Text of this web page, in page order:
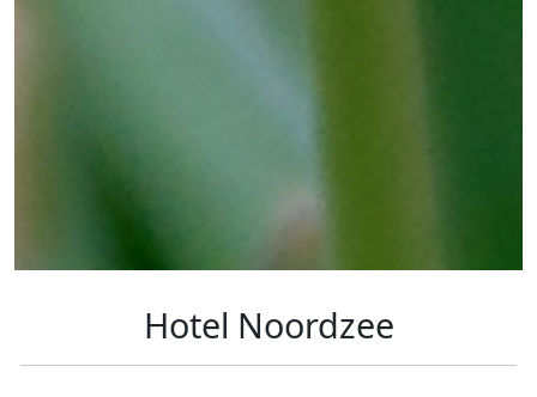
Hotel Noordzee